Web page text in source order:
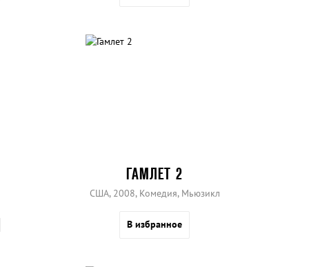
ГАМЛЕТ 2
США, 2008, Комедия, Мьюзикл
В избранное